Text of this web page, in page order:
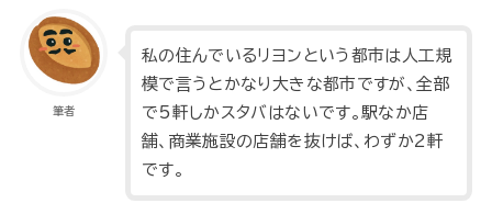
筆者
私の住んでいるリヨンという都市は人工規
模で言うとかなり大きな都市ですが、全部
で5軒しかスタバはないです。駅なか店
舗、商業施設の店舗を抜けば、わずか2軒
です。